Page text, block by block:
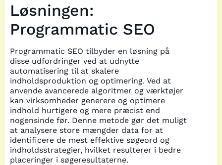
Løsningen:
Programmatic SEO
Programmatic SEO tilbyder en løsning på
disse udfordringer ved at udnytte
automatisering til at skalere
indholdsproduktion og optimering. Ved at
anvende avancerede algoritmer og værktøjer
kan virksomheder generere og optimere
indhold hurtigere og mere præcist end
nogensinde før. Denne metode gør det muligt
at analysere store mængder data for at
identificere de mest effektive søgeord og
indholdsstrategier, hvilket resulterer i bedre
placeringer i søgeresultaterne.